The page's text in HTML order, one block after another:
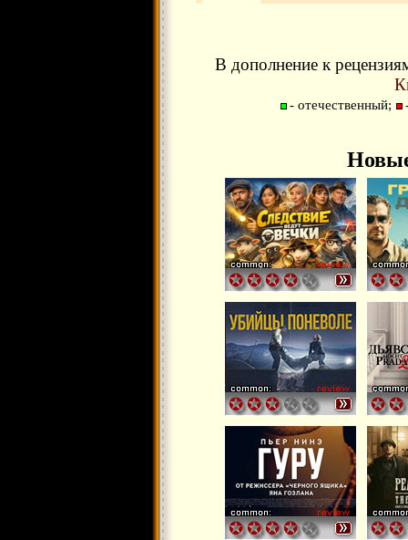
В дополнение к
- отечественный;